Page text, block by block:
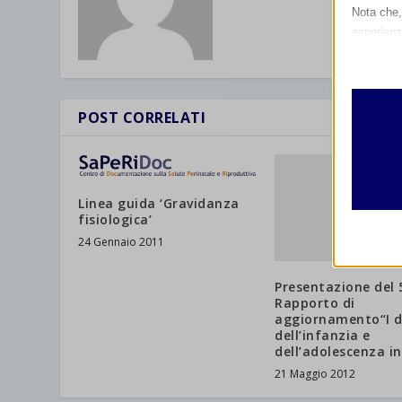
POST CORRELATI
Linea guida ‘Gravidanza
fisiologica’
24 Gennaio 2011
Presentazione del
Rapporto di
aggiornamento“I
dell’infanzia e
dell’adolescenza
21 Maggio 2012
Nota
wp-
I
_ga
_ga_*
Altri